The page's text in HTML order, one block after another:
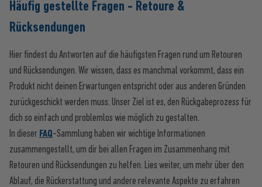
Häufig gestellte Fragen - Retoure &
Rücksendungen
Hier findest du Antworten auf die häufigsten Fragen rund um Retouren
und Rücksendungen. Wir wissen, dass es manchmal vorkommt, dass ein
Produkt nicht deinen Erwartungen entspricht oder aus anderen Gründen
zurückgeschickt werden muss. Unser Ziel ist es, den Rückgabeprozess für
dich so einfach und problemlos wie möglich zu gestalten.
In dieser FAQ-Sammlung haben wir wichtige Informationen
zusammengestellt, um dir bei allen Fragen im Zusammenhang mit
Retouren und Rücksendungen zu helfen. Lies weiter, um mehr über den
Ablauf, die Rückerstattung und andere relevante Aspekte zu erfahren